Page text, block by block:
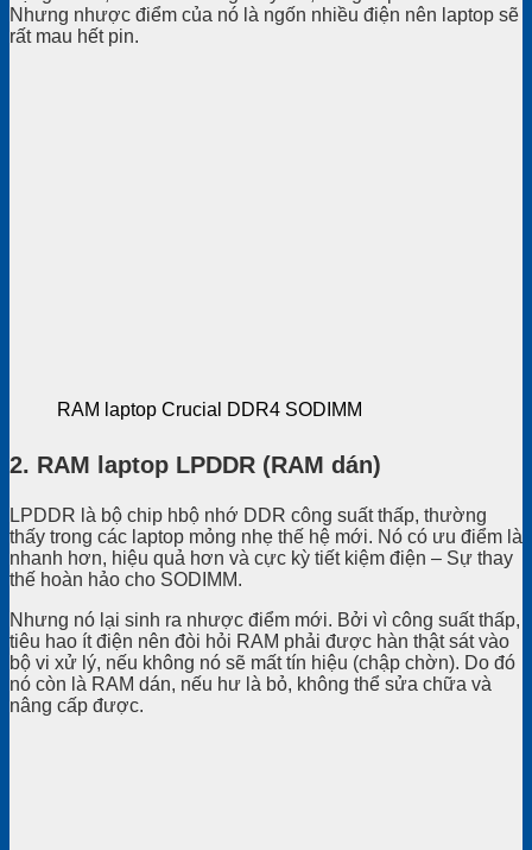
Nhưng nhược điểm của nó là ngốn nhiều điện nên laptop sẽ
rất mau hết pin.
RAM laptop Crucial DDR4 SODIMM
2. RAM laptop LPDDR (RAM dán)
LPDDR là bộ chip hbộ nhớ DDR công suất thấp, thường
thấy trong các laptop mỏng nhẹ thế hệ mới. Nó có ưu điểm là
nhanh hơn, hiệu quả hơn và cực kỳ tiết kiệm điện – Sự thay
thế hoàn hảo cho SODIMM.
Nhưng nó lại sinh ra nhược điểm mới. Bởi vì công suất thấp,
tiêu hao ít điện nên đòi hỏi RAM phải được hàn thật sát vào
bộ vi xử lý, nếu không nó sẽ mất tín hiệu (chập chờn). Do đó
nó còn là RAM dán, nếu hư là bỏ, không thể sửa chữa và
nâng cấp được.